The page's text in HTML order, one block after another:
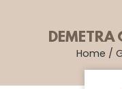
DEMETRA
Home /